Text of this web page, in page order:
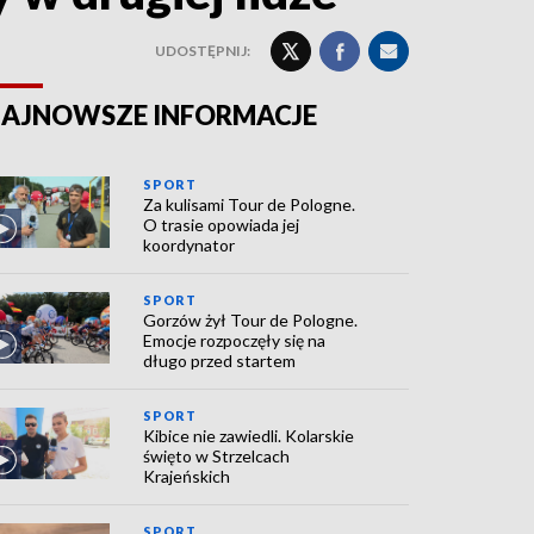
UDOSTĘPNIJ:
INFORMACJE
SPORT
Za kulisami Tour de Pologne.
O trasie opowiada jej
koordynator
SPORT
Gorzów żył Tour de Pologne.
Emocje rozpoczęły się na
długo przed startem
SPORT
Kibice nie zawiedli. Kolarskie
święto w Strzelcach
Krajeńskich